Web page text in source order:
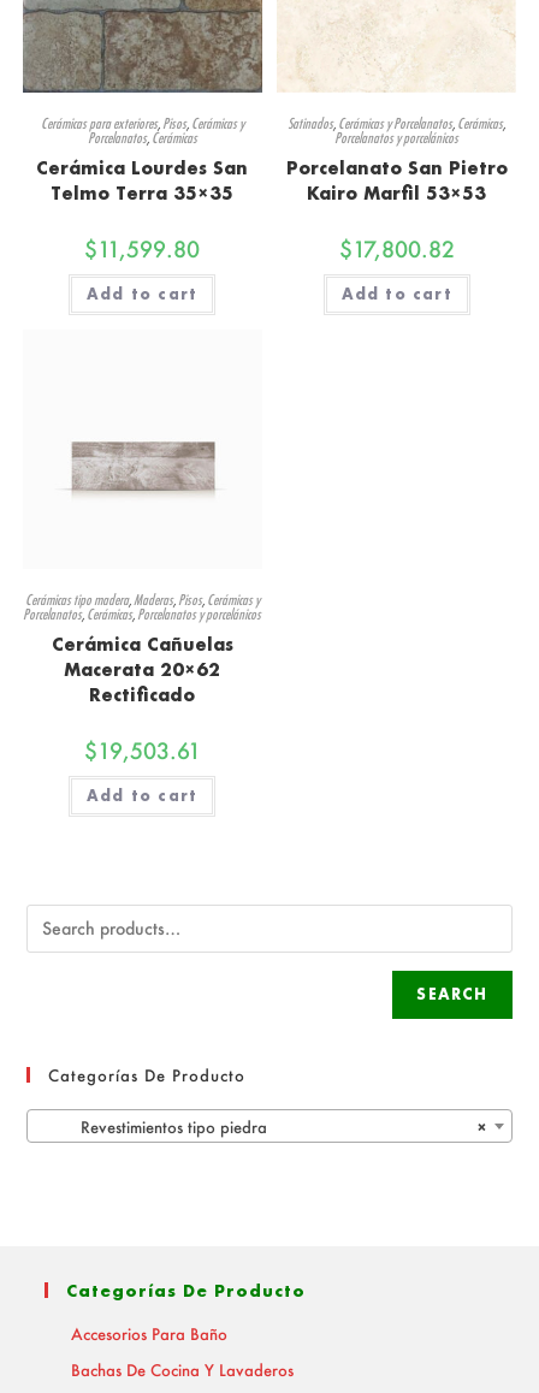
Cerámicas para exteriores, Pisos, Cerámicas y
Porcelanatos, Cerámicas
Cerámica Lourdes San
Telmo Terra 35×35
$11,599.80
Add to cart
Satinados, Cerámicas y Porcelanatos, Cerámicas,
Porcelanatos y porcelánicos
Porcelanato San Pietro
Kairo Marfil 53×53
$17,800.82
Add to cart
Cerámicas tipo madera,Maderas, Pisos, Cerámicas y
Porcelanatos, Cerámicas, Porcelanatos y porcelánicos
Cerámica Cañuelas
Macerata 20×62
Rectificado
$19,503.61
Add to cart
SEARCH
Categorías De Producto
×
Revestimientos tipo piedra
Categorías De Producto
Accesorios Para Baño
Bachas De Cocina Y Lavaderos